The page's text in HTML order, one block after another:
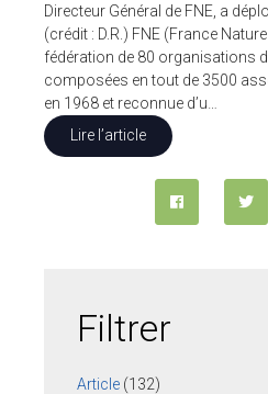
💻
COMMUNAUTÉ
Directeur Général de FNE, a
(crédit : D.R.) FNE (France
fédération de 80 organisations
composées en tout de 3500
en 1968 et reconnue d’u…
Lire l’article
Filtrer
Article (132)